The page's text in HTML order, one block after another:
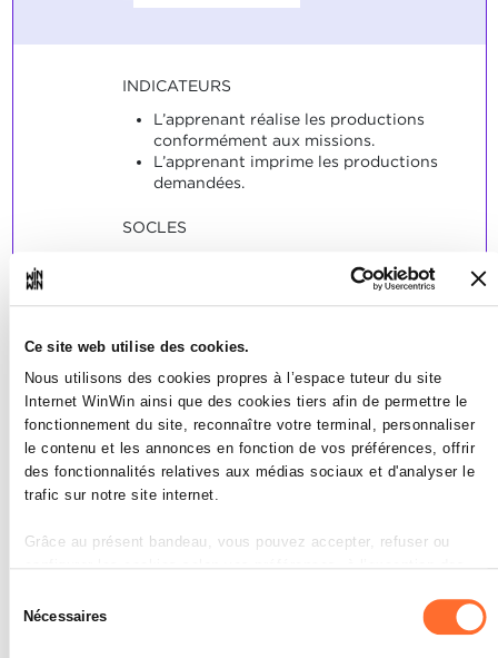
Ce site web utilise des cookies.
Nous utilisons des cookies propres à l’espace tuteur du site
Internet WinWin ainsi que des cookies tiers afin de permettre le
fonctionnement du site, reconnaître votre terminal, personnaliser
le contenu et les annonces en fonction de vos préférences, offrir
des fonctionnalités relatives aux médias sociaux et d'analyser le
trafic sur notre site internet.
Grâce au présent bandeau, vous pouvez accepter, refuser ou
description des différents cookies est accessible sous l’onglet «
duNécessaires
INDICATEURS
L’apprenant réalise les productions
conformément aux missions.
L’apprenant imprime les productions
demandées.
SOCLES
instructions et sont correctes.
Les productions demandées sont
2
Rechercher, sélectionner et
constituer des informations,
planifier les étapes nécessaires